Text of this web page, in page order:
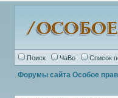
Поиск ЧаВо Список
Форумы сайта Особое